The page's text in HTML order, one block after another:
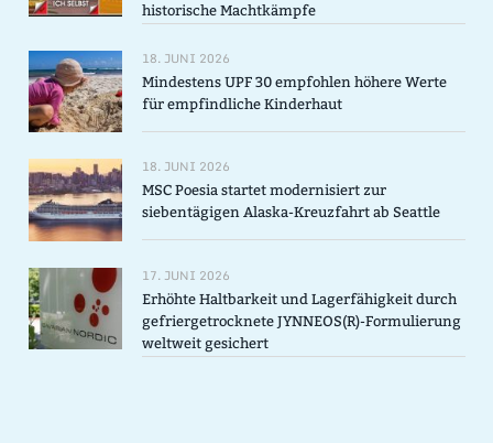
historische Machtkämpfe
18. JUNI 2026
Mindestens UPF 30 empfohlen höhere Werte
für empfindliche Kinderhaut
18. JUNI 2026
MSC Poesia startet modernisiert zur
siebentägigen Alaska-Kreuzfahrt ab Seattle
17. JUNI 2026
Erhöhte Haltbarkeit und Lagerfähigkeit durch
gefriergetrocknete JYNNEOS(R)-Formulierung
weltweit gesichert